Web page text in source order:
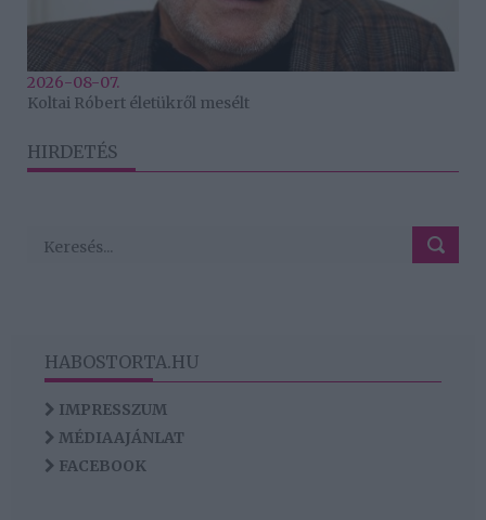
2026-08-07.
Koltai Róbert életükről mesélt
HIRDETÉS
HABOSTORTA.HU
IMPRESSZUM
MÉDIAAJÁNLAT
FACEBOOK